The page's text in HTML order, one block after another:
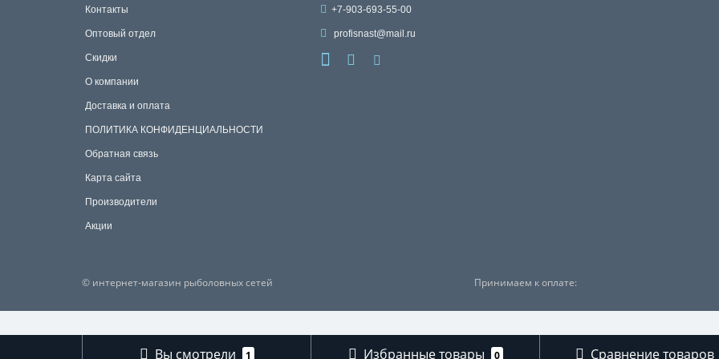
Контакты
Оптовый отдел
Скидки
О компании
Доставка и оплата
ПОЛИТИКА КОНФИДЕНЦИАЛЬНОСТИ
Обратная связь
Карта сайта
Производители
Акции
+7-903-693-55-00
profisnast@mail.ru
© интернет-магазин рыболовных сетей Принимаем к оплате:
Вы смотрели 1 Избранные товары 0 Сравнение товаров